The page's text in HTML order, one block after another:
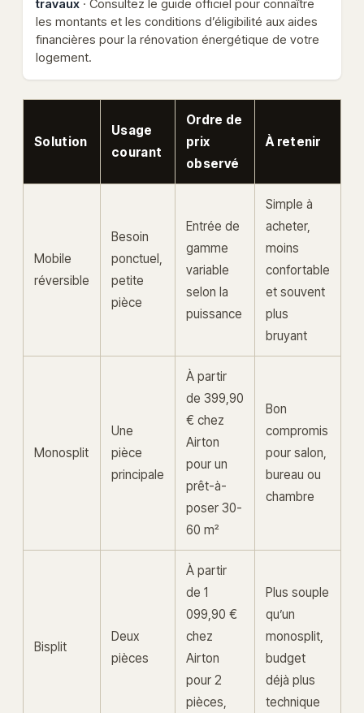
travaux · Consultez le guide officiel pour connaître
les montants et les conditions d’éligibilité aux aides
financières pour la rénovation énergétique de votre
logement.
Solution
Usage
courant
Ordre de
prix
observé
À retenir
Mobile
réversible
Besoin
ponctuel,
petite
pièce
Entrée de
gamme
variable
selon la
puissance
Simple à
acheter,
moins
confortable
et souvent
plus
bruyant
Monosplit
Une
pièce
principale
À partir
de 399,90
€ chez
Airton
pour un
prêt-à-
poser 30-
60 m²
Bon
compromis
pour salon,
bureau ou
chambre
Bisplit
Deux
pièces
À partir
de 1
099,90 €
chez
Airton
pour 2
pièces,
Plus souple
qu’un
monosplit,
budget
déjà plus
technique